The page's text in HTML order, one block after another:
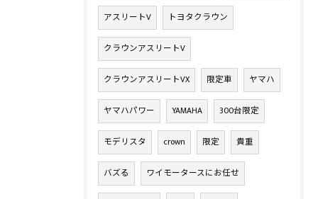
アスリートV トヨタクラウン
クラウンアスリートV
クラウンアスリートVX 限定車 ヤマハ
ヤマハパワー YAMAHA 300台限定
モデリスタ crown 限定 貴重
バズる ワイモータースにお任せ